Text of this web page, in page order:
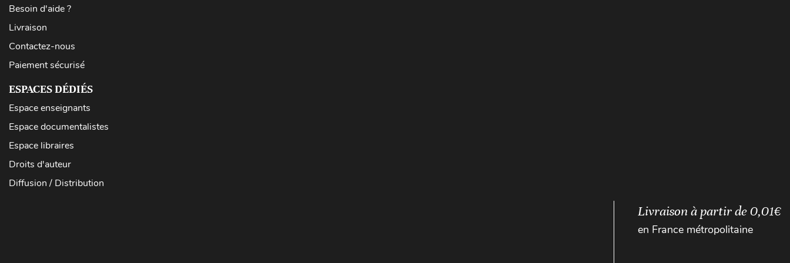
Besoin d'aide ?
Livraison
Contactez-nous
Paiement sécurisé
ESPACES DÉDIÉS
Espace enseignants
Espace documentalistes
Espace libraires
Droits d'auteur
Diffusion / Distribution
Livraison à partir de 0,01€
en France métropolitaine